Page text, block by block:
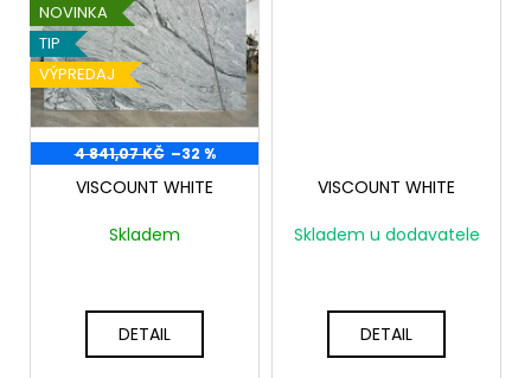
NOVINKA
TIP
VÝPREDAJ
4 841,07 KČ –32 %
VISCOUNT WHITE
Skladem
DETAIL
VISCOUNT WHITE
Skladem u dodavatele
DETAIL
u
j
e
m
e